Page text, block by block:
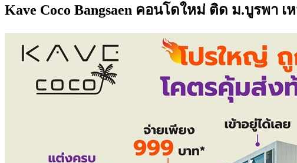
Kave Coco Bangsaen คอนโดใหม่ ติด ม.บูรพา